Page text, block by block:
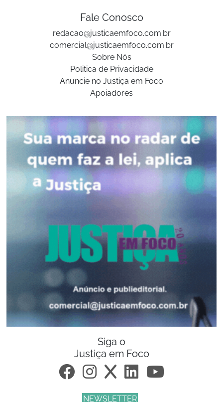
Fale Conosco
redacao@justicaemfoco.com.br
comercial@justicaemfoco.com.br
Sobre Nós
Politica de Privacidade
Anuncie no Justiça em Foco
Apoiadores
Siga o
Justiça em Foco
NEWSLETTER